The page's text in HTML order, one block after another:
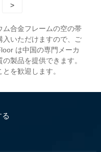
>
ム合金フレームの空の帯
入いただけますので、ご
は中国の専門メーカ
製品を提供できます。
を歓迎します。